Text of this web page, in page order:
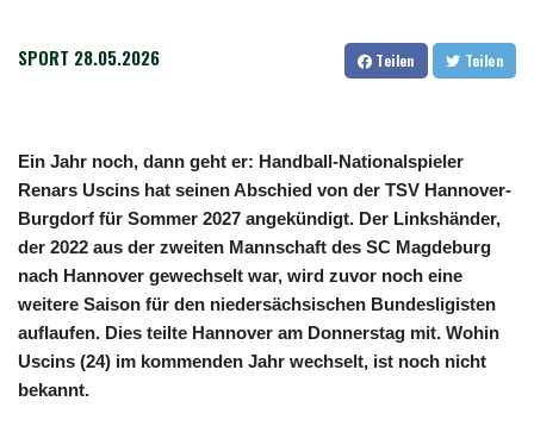
SPORT 28.05.2026 Teilen Teilen
Ein Jahr noch, dann geht er: Handball-Nationalspieler
Renars Uscins hat seinen Abschied von der TSV Hannover-
Burgdorf für Sommer 2027 angekündigt. Der Linkshänder,
der 2022 aus der zweiten Mannschaft des SC Magdeburg
nach Hannover gewechselt war, wird zuvor noch eine
weitere Saison für den niedersächsischen Bundesligisten
auflaufen. Dies teilte Hannover am Donnerstag mit. Wohin
Uscins (24) im kommenden Jahr wechselt, ist noch nicht
bekannt.